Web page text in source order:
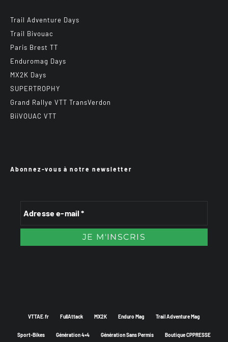
Trail Adventure Days
Trail Bivouac
Paris Brest TT
Enduromag Days
MX2K Days
SUPERTROPHY
Grand Rallye VTT TransVerdon
BiiVOUAC VTT
Abonnez-vous à notre newsletter
VTTAE.fr FullAttack MX2K Enduro Mag Trail Adventure Mag
Sport-Bikes Génération 4×4 Génération Sans Permis Boutique CPPRESSE